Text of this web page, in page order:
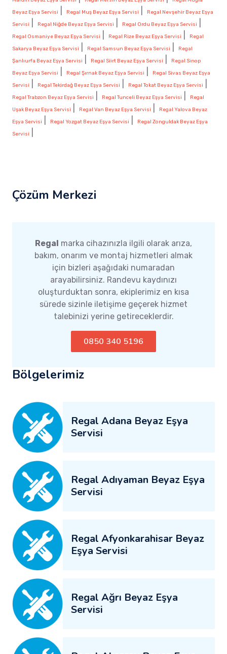
Beyaz Eşya Servisi
Regal Muş Beyaz Eşya Servisi
Regal Nevşehir Beyaz Eşya
Servisi
Regal Niğde Beyaz Eşya Servisi Regal Ordu Beyaz Eşya Servisi
Regal Osmaniye Beyaz Eşya Servisi Regal Rize Beyaz Eşya Servisi
Regal
Sakarya Beyaz Eşya Servisi
Regal Samsun Beyaz Eşya Servisi
Regal
Şanlıurfa Beyaz Eşya Servisi
Regal Siirt Beyaz Eşya Servisi
Regal Sinop
Beyaz Eşya Servisi
Regal Şırnak Beyaz Eşya Servisi
Regal Sivas Beyaz Eşya
Servisi
Regal Tekirdağ Beyaz Eşya Servisi Regal Tokat Beyaz Eşya Servisi
Regal Trabzon Beyaz Eşya Servisi Regal Tunceli Beyaz Eşya Servisi
Regal
Uşak Beyaz Eşya Servisi
Regal Van Beyaz Eşya Servisi
Regal Yalova Beyaz
Eşya Servisi
Regal Yozgat Beyaz Eşya Servisi
Regal Zonguldak Beyaz Eşya
Servisi
Çözüm Merkezi
Regal marka cihazınızla ilgili olarak arıza,
bakım, onarım ve montaj hizmetleri almak
için bizleri aşağıdaki numaradan
arayabilirsiniz. Randevu kaydınızı
oluşturduktan sonra, ekiplerimiz en kısa
sürede sizinle iletişime geçerek hizmet
talebinizi yerine getireceklerdir.
0850 340 5196
Bölgelerimiz
Regal Adana Beyaz Eşya
Servisi
Regal Adıyaman Beyaz Eşya
Servisi
Regal Afyonkarahisar Beyaz
Eşya Servisi
Regal Ağrı Beyaz Eşya
Servisi